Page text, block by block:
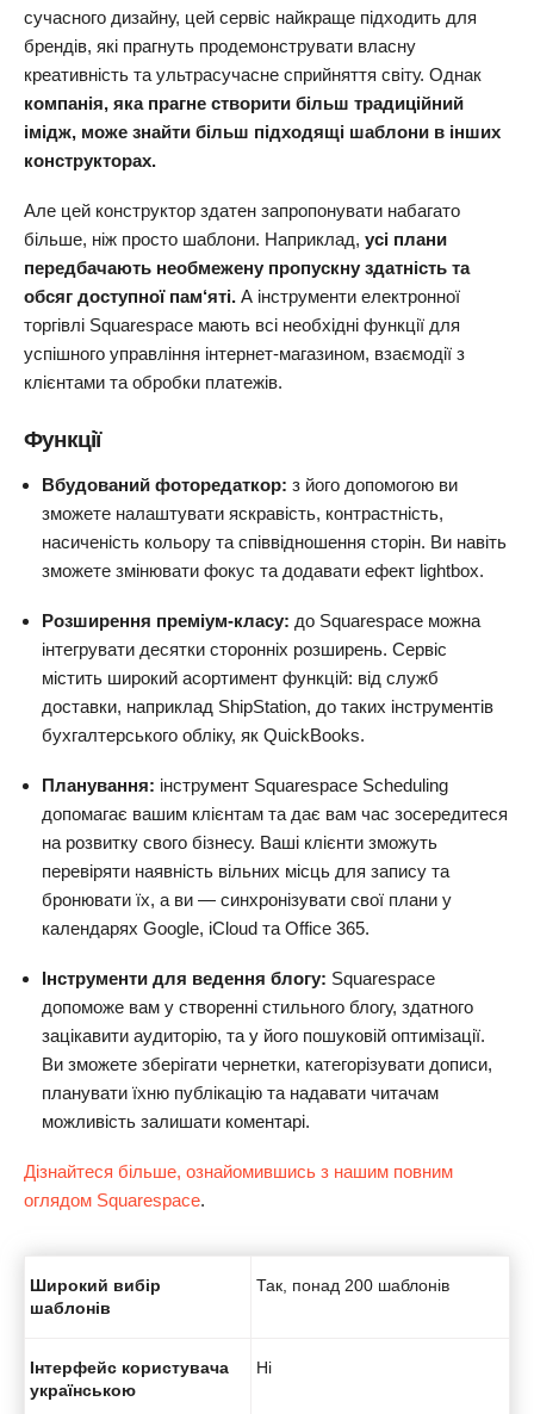
сучасного дизайну, цей сервіс найкраще підходить для
брендів, які прагнуть продемонструвати власну
креативність та ультрасучасне сприйняття світу. Однак
компанія, яка прагне створити більш традиційний
імідж, може знайти більш підходящі шаблони в інших
конструкторах.
Але цей конструктор здатен запропонувати набагато
більше, ніж просто шаблони. Наприклад, усі плани
передбачають необмежену пропускну здатність та
обсяг доступної пам‘яті. А інструменти електронної
торгівлі Squarespace мають всі необхідні функції для
успішного управління інтернет-магазином, взаємодії з
клієнтами та обробки платежів.
Функції
Вбудований фоторедаткор: з його допомогою ви
зможете налаштувати яскравість, контрастність,
насиченість кольору та співвідношення сторін. Ви навіть
зможете змінювати фокус та додавати ефект lightbox.
Розширення преміум-класу: до Squarespace можна
інтегрувати десятки сторонніх розширень. Сервіс
містить широкий асортимент функцій: від служб
доставки, наприклад ShipStation, до таких інструментів
бухгалтерського обліку, як QuickBooks.
Планування: інструмент Squarespace Scheduling
допомагає вашим клієнтам та дає вам час зосередитеся
на розвитку свого бізнесу. Ваші клієнти зможуть
перевіряти наявність вільних місць для запису та
бронювати їх, а ви — синхронізувати свої плани у
календарях Google, iCloud та Office 365.
Інструменти для ведення блогу: Squarespace
допоможе вам у створенні стильного блогу, здатного
зацікавити аудиторію, та у його пошуковій оптимізації.
Ви зможете зберігати чернетки, категорізувати дописи,
планувати їхню публікацію та надавати читачам
можливість залишати коментарі.
Дізнайтеся більше, ознайомившись з нашим повним
оглядом Squarespace.
Широкий вибір
шаблонів
Так, понад 200 шаблонів
Інтерфейс користувача
українською
Ні